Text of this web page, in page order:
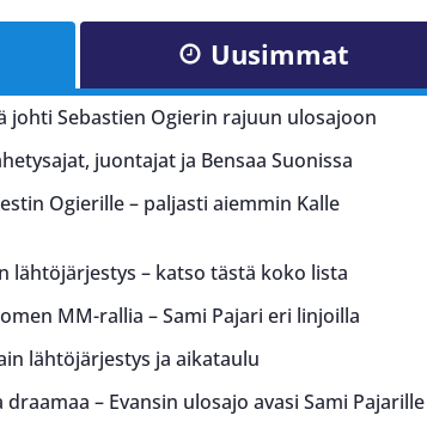
Uusimmat
johti Sebastien Ogierin rajuun ulosajoon
juontajat ja Bensaa Suonissa
Ogierille – paljasti aiemmin Kalle
lähtöjärjestys – katso tästä koko lista
MM-rallia – Sami Pajari eri linjoilla
lähtöjärjestys ja aikataulu
– Evansin ulosajo avasi Sami Pajarille